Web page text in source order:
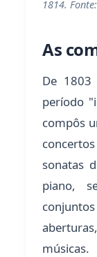
1814.
As
De
período
compôs
sonatas
piano,